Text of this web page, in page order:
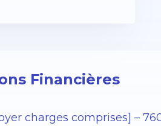
Financières
charges comprises] –